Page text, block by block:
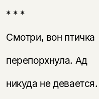
* * *
Смотри, вон птичка
перепорхнула. Ад
никуда не девается.